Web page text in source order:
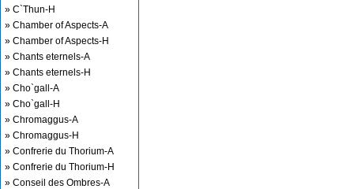
» C`Thun-H
» Chamber of Aspects-A
» Chamber of Aspects-H
» Chants eternels-A
» Chants eternels-H
» Cho`gall-A
» Cho`gall-H
» Chromaggus-A
» Chromaggus-H
» Confrerie du Thorium-A
» Confrerie du Thorium-H
» Conseil des Ombres-A